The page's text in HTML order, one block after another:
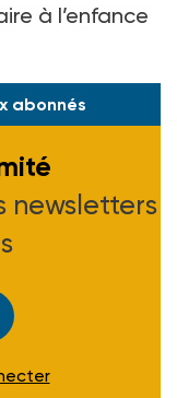
à l’enfance
abonnés
newsletters